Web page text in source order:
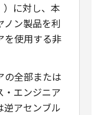
）に対し、本
ノン製品を利
を使用する非
の全部または
・エンジニア
逆アセンブル